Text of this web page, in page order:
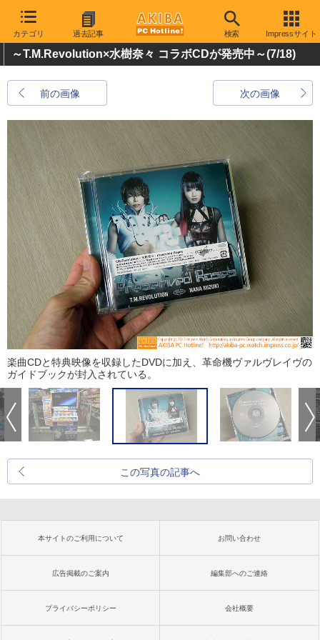
カテゴリ 過去記事 検索 Impressサイト
～T.M.Revolution×水樹奈々 コラボCDが発売中～(7/18)
前の画像 次の画像
楽曲CDと特典映像を収録したDVDに加え、革命機ヴァルヴレイヴの
ガイドブックが封入されている。
この写真の記事へ
本サイトのご利用について お問い合わせ
広告掲載のご案内 編集部へのご連絡
プライバシーポリシー 会社概要